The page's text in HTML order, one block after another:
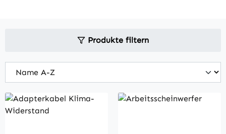
Produkte filtern